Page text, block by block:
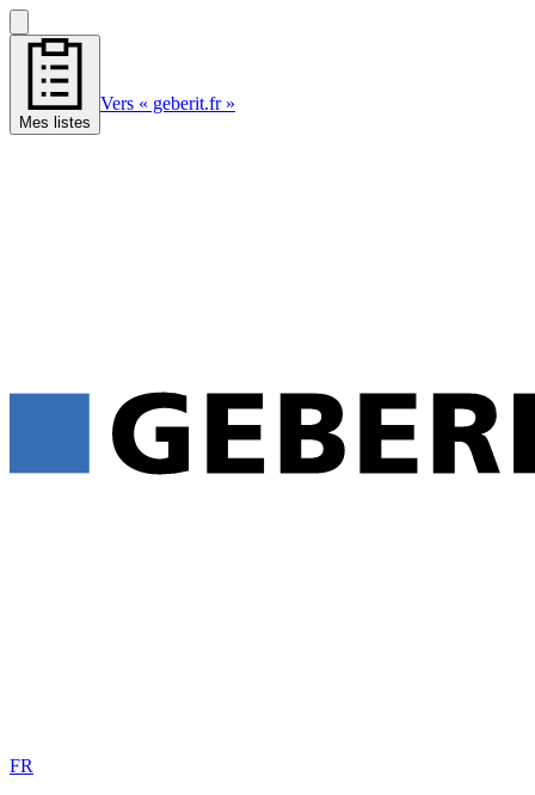
Mes listes
Vers « geberit.fr »
FR